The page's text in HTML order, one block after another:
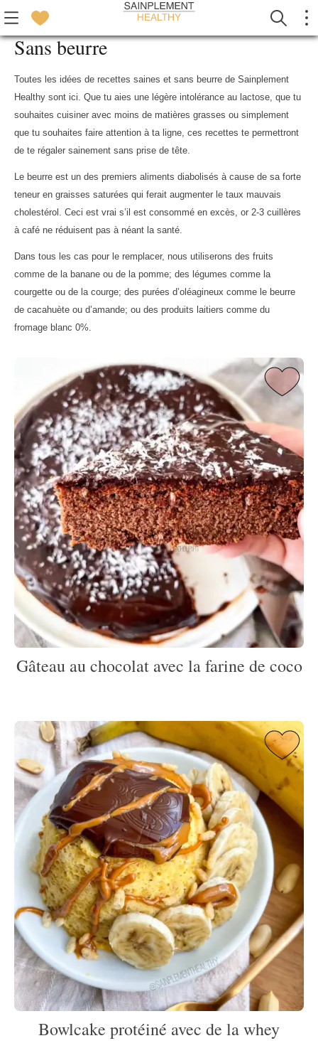
Sans beurre
Toutes les idées de recettes saines et sans beurre de Sainplement
Healthy sont ici. Que tu aies une légère intolérance au lactose, que tu
souhaites cuisiner avec moins de matières grasses ou simplement
que tu souhaites faire attention à ta ligne, ces recettes te permettront
de te régaler sainement sans prise de tête.
Le beurre est un des premiers aliments diabolisés à cause de sa forte
teneur en graisses saturées qui ferait augmenter le taux mauvais
cholestérol . Ceci est vrai s’il est consommé en excès, or 2-3 cuillères
à café ne réduisent pas à néant la santé.
Dans tous les cas pour le remplacer, nous utiliserons des fruits
comme de la banane ou de la pomme; des légumes comme la
courgette ou de la courge; des purées d’oléagineux comme le beurre
de cacahuète ou d’amande; ou des produits laitiers comme du
fromage blanc 0%.
Gâteau au chocolat avec la farine de coco
Bowlcake protéiné avec de la whey